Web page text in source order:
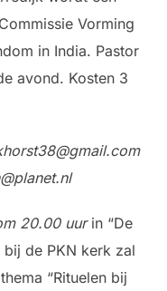
Vorming
in India. Pastor
avond. Kosten 3
20.00 uurin “De
bij de PKN kerk zal
“Rituelen bij